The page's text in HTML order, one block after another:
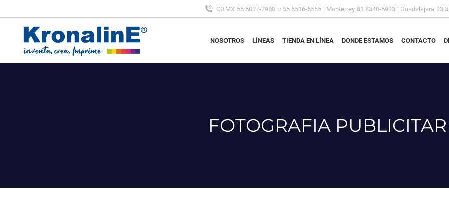
CDMX 55 5037-2980 o 55 5516-5565 | Monterrey 81 8340-5933 | Guadalajara 33
NOSOTROS LÍNEAS TIENDA EN LÍNEA DONDE ESTAMOS CONTACTO
FOTOGRAFIA